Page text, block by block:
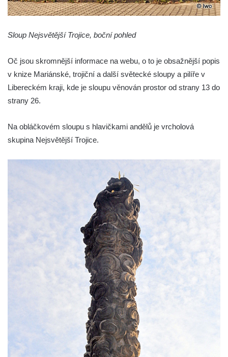
Rakovníku
Vladislava ve Velvarech
Sloup svatého Floriána a svatého Vavřince
v Pnětlukách u Podsedic
Sloup svatého Jana Nepomuckého v
Budyni nad Ohří
Sloup Panny Marie v klášteře v Oseku
Sloup Panny Marie se sochami svatého
Jana Nepomuckého a svatého Vavřince ve
Sloup Panny Marie na Mírovém náměstí v
Lounech
Sloup se sochou Piety u hřbitova ve
Sloup Nejsvětější Trojice na rozcestí v
Sloup Panny Marie v Třebenicích
Sloup s kaplicí (boží muka) u kostela
svatého Stanislava v Měrunicích
Sloup Panny Marie v klášteře v Oseku
Sloup Nejsvětější Trojice, boční pohled
Oč jsou skromnější informace na webu, o to je obsažnější popis
v knize Mariánské, trojiční a další světecké sloupy a pilíře v
Libereckém kraji, kde je sloupu věnován prostor od strany 13 do
strany 26.
Na obláčkovém sloupu s hlavičkami andělů je vrcholová
skupina Nejsvětější Trojice.